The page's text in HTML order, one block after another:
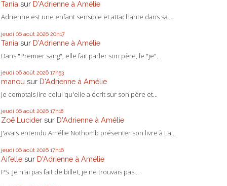
Tania sur D'Adrienne à Amélie
Adrienne est une enfant sensible et attachante dans sa...
jeudi 06 août 2026 20h17
Tania sur D'Adrienne à Amélie
Dans "Premier sang", elle fait parler son père, le "je"...
jeudi 06 août 2026 17h53
manou sur D'Adrienne à Amélie
Je comptais lire celui qu'elle a écrit sur son père et...
jeudi 06 août 2026 17h18
Zoë Lucider sur D'Adrienne à Amélie
J'avais entendu Amélie Nothomb présenter son livre à La...
jeudi 06 août 2026 17h16
Aifelle sur D'Adrienne à Amélie
PS. Je n'ai pas fait de billet, je ne trouvais pas...